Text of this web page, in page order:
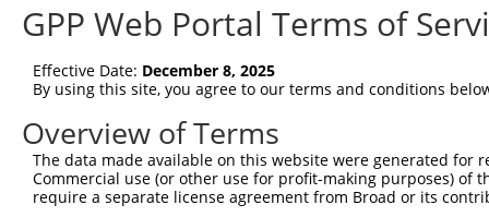
GPP Web Portal Terms of
Effective Date: December 8, 2025
By using this site, you agree to our terms and conditions
Overview of Terms
The data made available on this website were generated
Commercial use (or other use for profit-making purposes) of
require a separate license agreement from Broad or its